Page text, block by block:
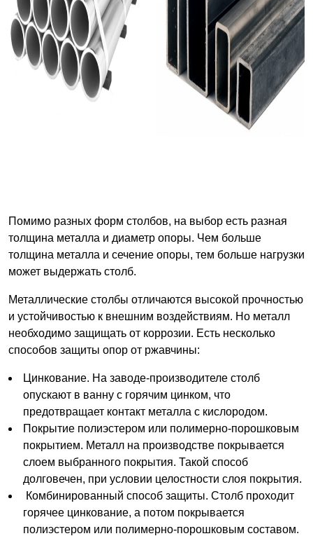
Помимо разных форм столбов, на выбор есть разная
толщина металла и диаметр опоры. Чем больше
толщина металла и сечение опоры, тем больше нагрузки
может выдержать столб.
Металлические столбы отличаются высокой прочностью
и устойчивостью к внешним воздействиям. Но металл
необходимо защищать от коррозии. Есть несколько
способов защиты опор от ржавчины:
Цинкование. На заводе-производителе столб
опускают в ванну с горячим цинком, что
предотвращает контакт металла с кислородом.
Покрытие полиэстером или полимерно-порошковым
покрытием. Металл на производстве покрывается
слоем выбранного покрытия. Такой способ
долговечен, при условии целостности слоя покрытия.
Комбинированный способ защиты. Столб проходит
горячее цинкование, а потом покрывается
полиэстером или полимерно-порошковым составом.